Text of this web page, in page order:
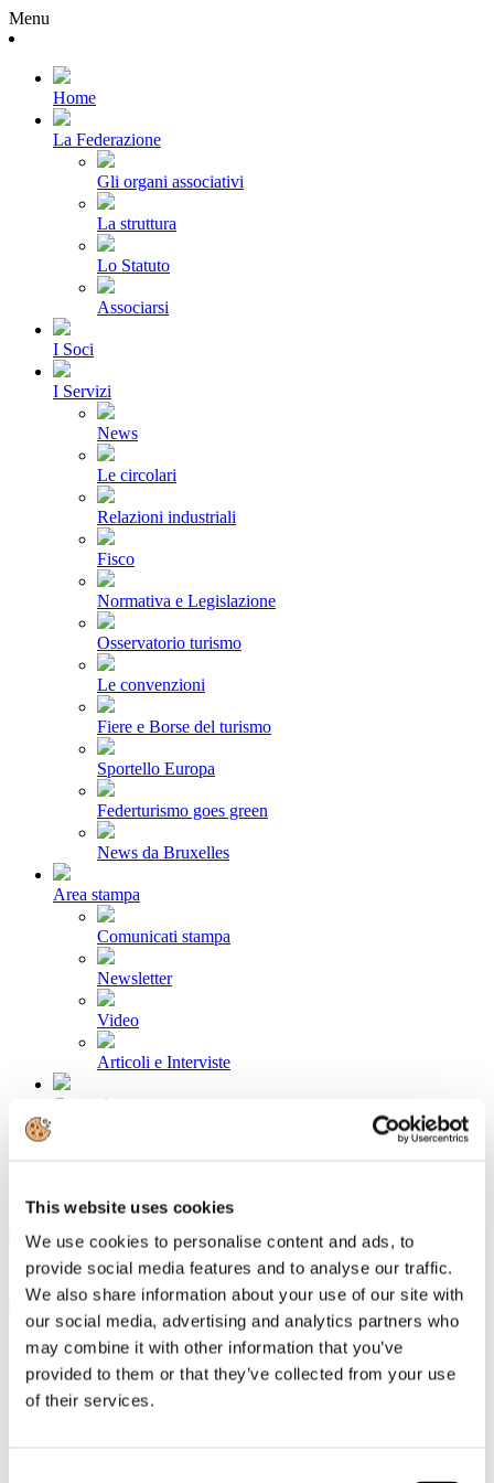
This website uses cookies
We use cookies to personalise content and ads, to
provide social media features and to analyse our traffic.
We also share information about your use of our site with
our social media, advertising and analytics partners who
may combine it with other information that you’ve
provided to them or that they’ve collected from your use
of their services.
Menu
Home
La Federazione
Gli organi associativi
La struttura
Lo Statuto
Associarsi
I Soci
I Servizi
News
Le circolari
Relazioni industriali
Fisco
Normativa e Legislazione
Osservatorio turismo
Le convenzioni
Fiere e Borse del turismo
Sportello Europa
Federturismo goes green
News da Bruxelles
Area stampa
Comunicati stampa
Newsletter
Video
Articoli e Interviste
Contatti
Tel. +39 320 57 80 986
Login
Cerca...
Lalli: plauso alla proposta di legge per un